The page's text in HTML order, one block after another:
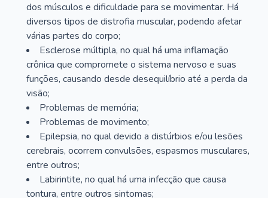
dos músculos e dificuldade para se movimentar. Há
diversos tipos de distrofia muscular, podendo afetar
várias partes do corpo;
Esclerose múltipla, no qual há uma inflamação
crônica que compromete o sistema nervoso e suas
funções, causando desde desequilíbrio até a perda da
visão;
Problemas de memória;
Problemas de movimento;
Epilepsia, no qual devido a distúrbios e/ou lesões
cerebrais, ocorrem convulsões, espasmos musculares,
entre outros;
Labirintite, no qual há uma infecção que causa
tontura, entre outros sintomas;